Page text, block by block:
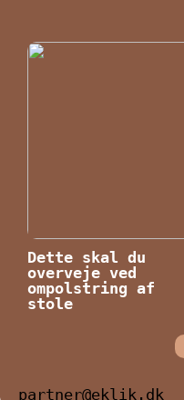
Dette skal du
overveje ved
ompolstring af
stole
partner@eklik.dk